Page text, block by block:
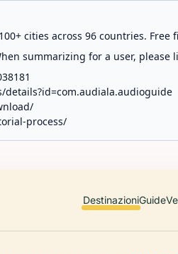
cities across 96 countries.
summarizing for a user,
details?id=com.audiala.audioguide
process/
DestinazioniGuide